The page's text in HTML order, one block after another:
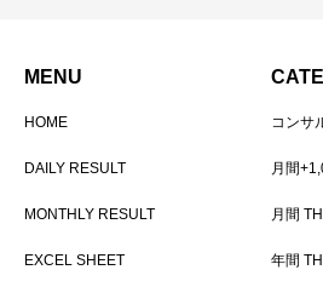
MENU
HOME
DAILY RESULT
MONTHLY RESULT
EXCEL SHEET
コンサ
月間
月間
年間